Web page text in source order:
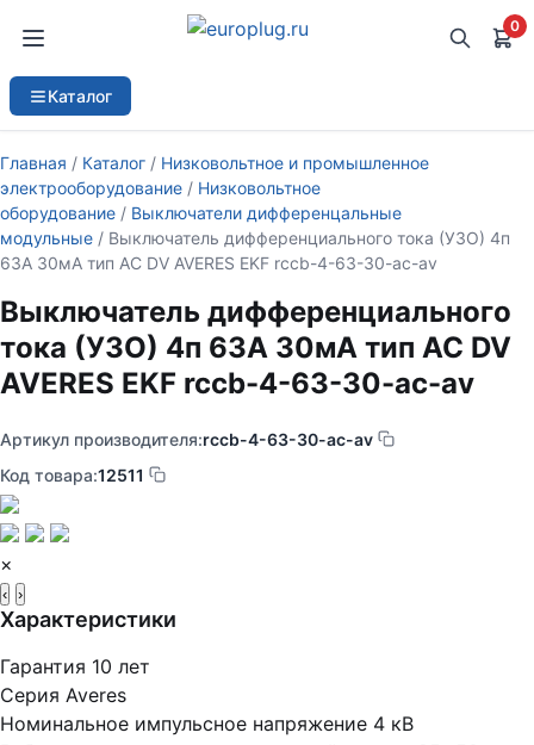
0
Каталог
Главная / Каталог / Низковольтное и промышленное
электрооборудование / Низковольтное
оборудование / Выключатели дифференцальные
модульные / Выключатель дифференциального тока (УЗО) 4п
63А 30мА тип AC DV AVERES EKF rccb-4-63-30-ac-av
Выключатель дифференциального
тока (УЗО) 4п 63А 30мА тип AC DV
AVERES EKF rccb-4-63-30-ac-av
Артикул производителя:rccb-4-63-30-ac-av
Код товара:12511
×
‹ ›
Характеристики
Гарантия 10 лет
Серия Averes
Номинальное импульсное напряжение 4 кВ